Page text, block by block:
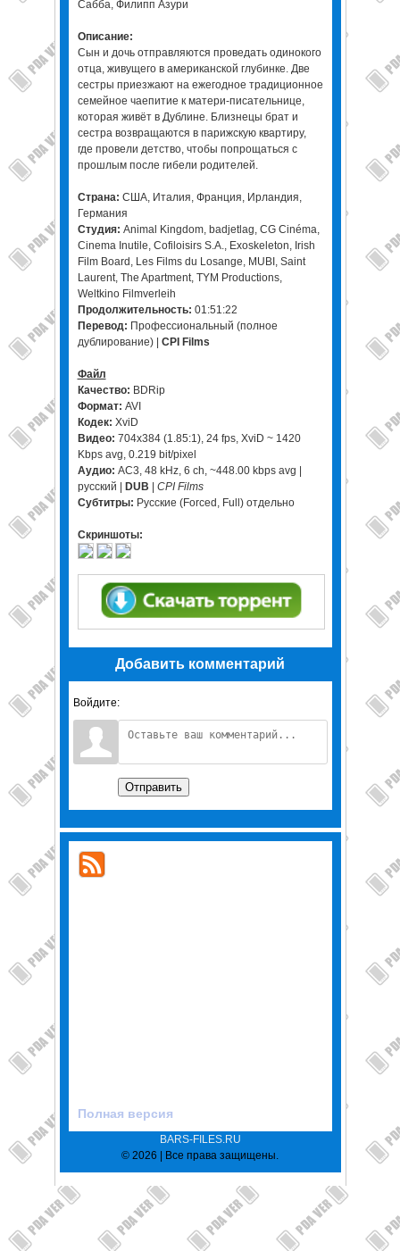
Сабба, Филипп Азури
Описание:
Сын и дочь отправляются проведать одинокого
отца, живущего в американской глубинке. Две
сестры приезжают на ежегодное традиционное
семейное чаепитие к матери-писательнице,
которая живёт в Дублине. Близнецы брат и
сестра возвращаются в парижскую квартиру,
где провели детство, чтобы попрощаться с
прошлым после гибели родителей.
Страна: США, Италия, Франция, Ирландия,
Германия
Студия: Animal Kingdom, badjetlag, CG Cinéma,
Cinema Inutile, Cofiloisirs S.A., Exoskeleton, Irish
Film Board, Les Films du Losange, MUBI, Saint
Laurent, The Apartment, TYM Productions,
Weltkino Filmverleih
Продолжительность: 01:51:22
Перевод: Профессиональный (полное
дублирование) | CPI Films
Файл
Качество: BDRip
Формат: AVI
Кодек: XviD
Видео: 704x384 (1.85:1), 24 fps, XviD ~ 1420
Kbps avg, 0.219 bit/pixel
Аудио: AC3, 48 kHz, 6 ch, ~448.00 kbps avg |
русский |
DUB
CPI Films
Субтитры: Русские (Forced, Full) отдельно
Скриншоты:
Добавить комментарий
Войдите:
Отправить
Полная версия
BARS-FILES.RU
© 2026 | Все права защищены.